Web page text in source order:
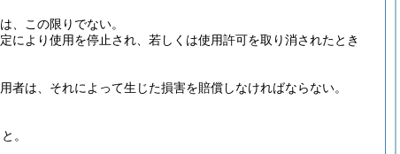
、この限りでない。
により使用を停止され、若しくは使用許可を取り消されたとき
は、それによって生じた損害を賠償しなければならない。
。